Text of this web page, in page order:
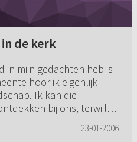
de kerk
in mijn gedachten heb is
hoor ik eigenlijk
Ik kan die
bij ons, terwijl ik
23-01-2006